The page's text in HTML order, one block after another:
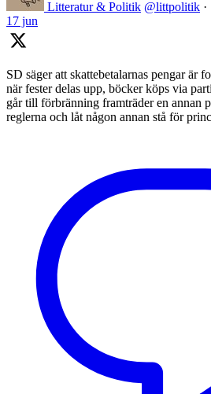
Litteratur & Politik @littpolitik ·
17 jun
SD säger att skattebetalarnas pengar är
när fester delas upp, böcker köps via
går till förbränning framträder en annan
reglerna och låt någon annan stå för